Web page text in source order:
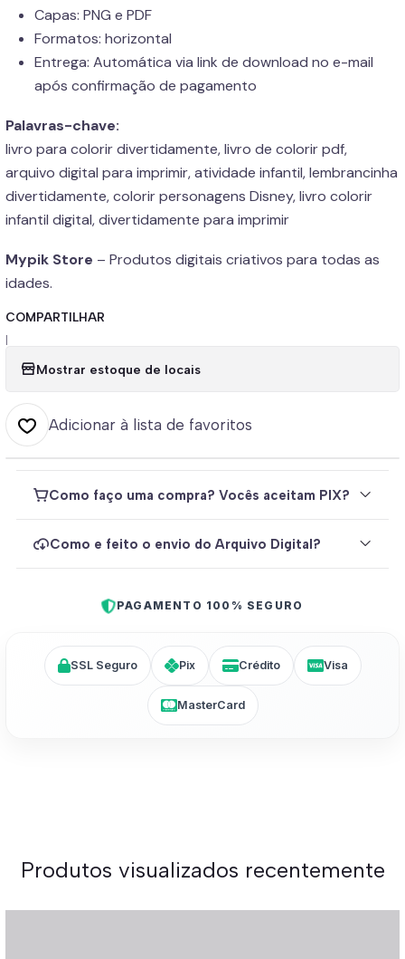
Capas: PNG e PDF
Formatos: horizontal
Entrega: Automática via link de download no e-mail
após confirmação de pagamento
Palavras-chave:
livro para colorir divertidamente, livro de colorir pdf,
arquivo digital para imprimir, atividade infantil, lembrancinha
divertidamente, colorir personagens Disney, livro colorir
infantil digital, divertidamente para imprimir
Mypik Store – Produtos digitais criativos para todas as
idades.
COMPARTILHAR
|
Mostrar estoque de locais
Adicionar à lista de favoritos
Como faço uma compra? Vocês aceitam PIX?
Como e feito o envio do Arquivo Digital?
PAGAMENTO 100% SEGURO
SSL Seguro Pix Crédito Visa
MasterCard
Produtos visualizados recentemente